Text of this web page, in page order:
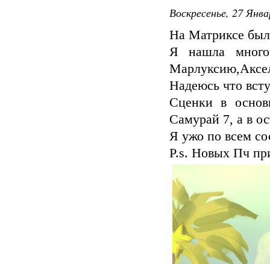
Воскресенье, 27
На Матриксе
Я нашла
Надеюсь что
Сценки в
Самурай 7, а в
Я ужо по всем
P.s. Новых Пч